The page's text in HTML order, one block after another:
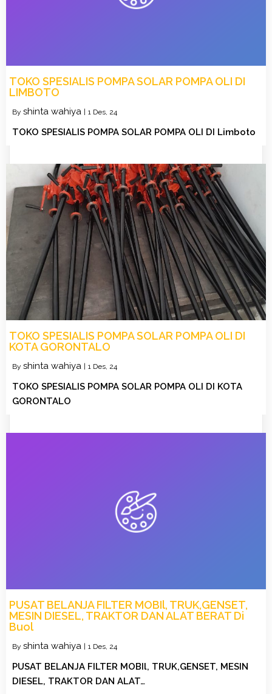
TOKO SPESIALIS POMPA SOLAR POMPA OLI DI
LIMBOTO
By shinta wahiya 1 Des, 24
TOKO SPESIALIS POMPA SOLAR POMPA OLI DI Limboto
TOKO SPESIALIS POMPA SOLAR POMPA OLI DI
KOTA GORONTALO
By shinta wahiya 1 Des, 24
TOKO SPESIALIS POMPA SOLAR POMPA OLI DI KOTA
GORONTALO
PUSAT BELANJA FILTER MOBIl, TRUK,GENSET,
MESIN DIESEL, TRAKTOR DAN ALAT BERAT Di
Buol
By shinta wahiya | 1 Des, 24
PUSAT BELANJA FILTER MOBIl, TRUK,GENSET, MESIN
DIESEL, TRAKTOR DAN ALAT…